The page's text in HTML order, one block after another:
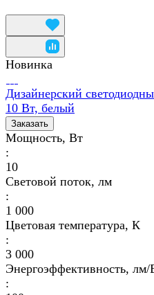
Новинка
Дизайнерский
10 Вт, белый
Заказать
Мощность, Вт
:
10
Световой поток, лм
:
1 000
Цветовая температура, К
:
3 000
Энергоэффективность, лм/
: